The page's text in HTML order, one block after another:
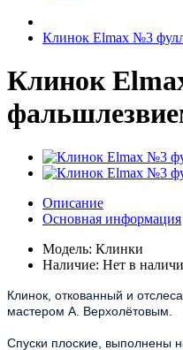
Клинок Elmax №3
Клинок
Описание
Основная информация
Модель: Клинки
Наличие: Нет в
Клинок, откованный и
мастером А. Верхолётовым.
Спуски плоские, выполнены